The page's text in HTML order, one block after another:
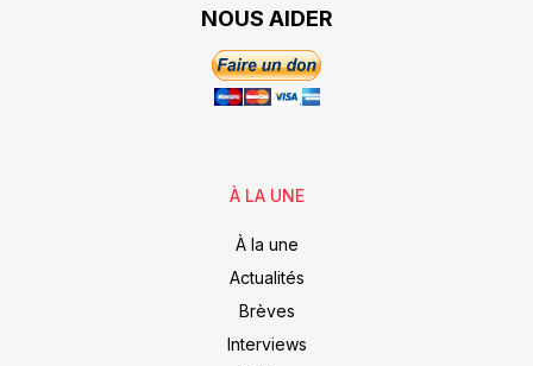
NOUS AIDER
À LA UNE
À la une
Actualités
Brèves
Interviews